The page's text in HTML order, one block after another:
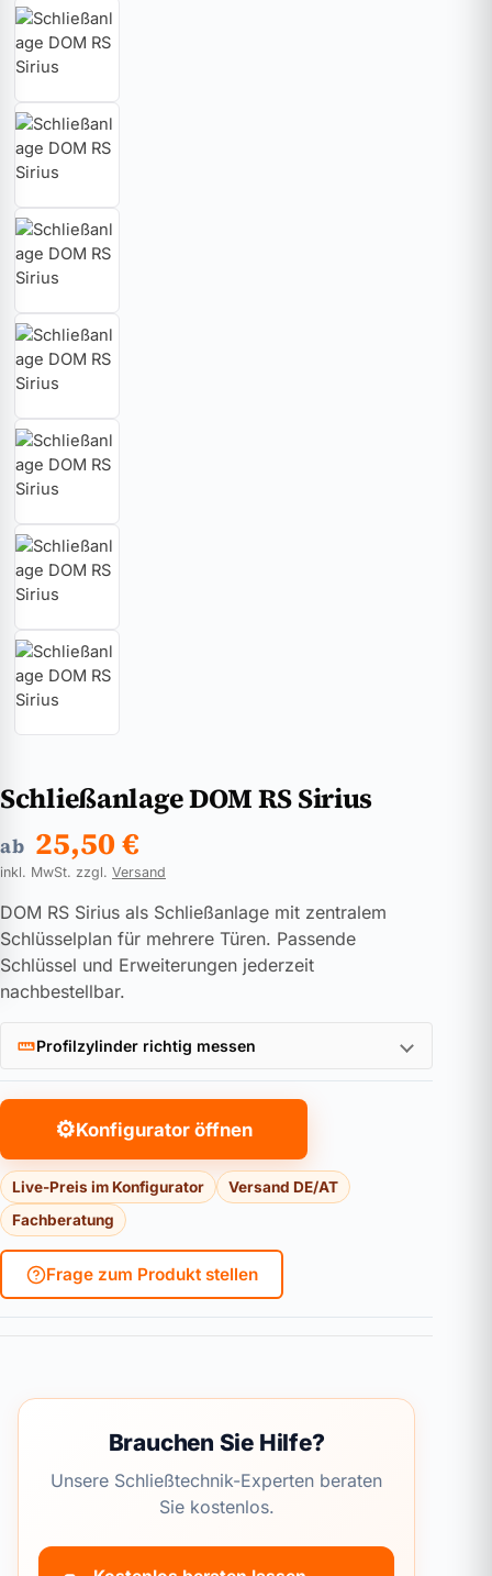
Schließanlage DOM RS Sirius
ab 25,50€
inkl. MwSt. zzgl. Versand
DOM RS Sirius als Schließanlage mit zentralem
Schlüsselplan für mehrere Türen. Passende
Schlüssel und Erweiterungen jederzeit
nachbestellbar.
Profilzylinder richtig messen
⚙Konfigurator öffnen
Live-Preis im Konfigurator
Versand DE/AT
Fachberatung
Frage zum Produkt stellen
Brauchen Sie Hilfe?
Unsere Schließtechnik-Experten beraten
Sie kostenlos.